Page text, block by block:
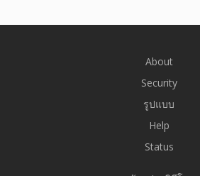
About
Security
รูปแบบ
Help
Status